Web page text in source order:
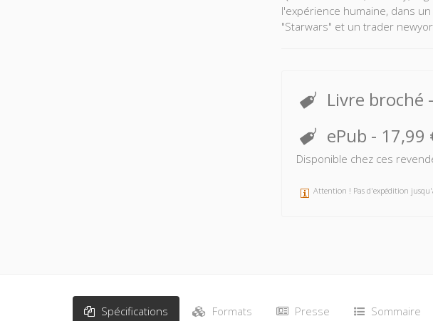
l'expérience humaine, dans
"Starwars" et un trader
Livre broché -
ePub - 17,99
Disponible chez ces
Attention ! Pas d'expédition
Spécifications Formats Presse Sommaire